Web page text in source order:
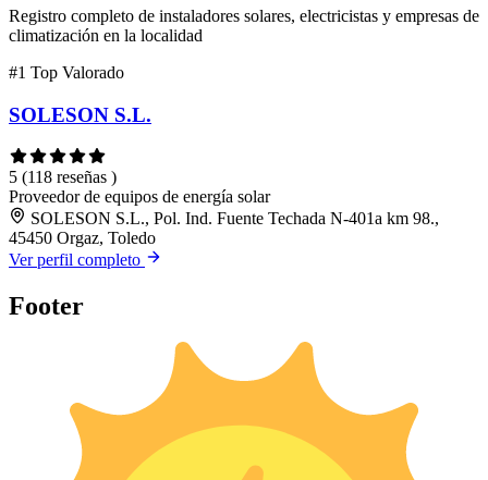
Registro completo de instaladores solares, electricistas y empresas de
climatización en la localidad
#1 Top Valorado
SOLESON S.L.
5 (118 reseñas )
Proveedor de equipos de energía solar
SOLESON S.L., Pol. Ind. Fuente Techada N-401a km 98.,
45450 Orgaz, Toledo
Ver perfil completo
Footer